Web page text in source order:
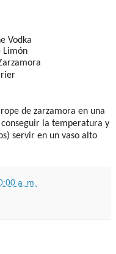
Vodka
Limón
de zarzamora en una
la temperatura y
servir en un vaso alto
a. m.